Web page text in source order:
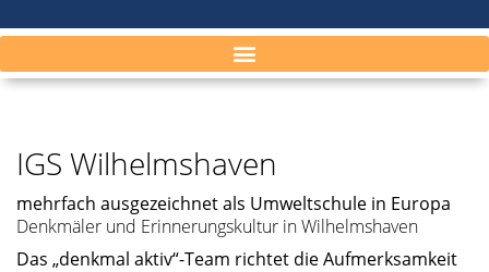
IGS Wilhelmshaven
mehrfach ausge­zeich­net als Umwelt­schule in Europa
Denkmäler und Erinnerungskultur in Wilhelmshaven
Das „denkmal aktiv“-Team richtet die Aufmerk­sam­keit